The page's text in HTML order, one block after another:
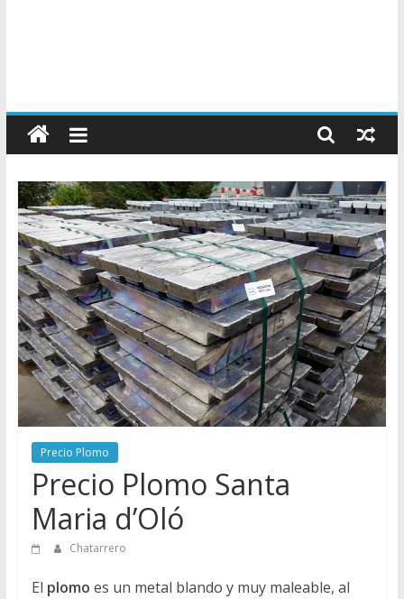
Chatarreros
–
Precio
de
Chatarra
Directorio
de
Chatarreros
para
vender
Chatarra
Precio Plomo
Precio Plomo Santa
Maria d’Oló
Chatarrero
El plomo es un metal blando y muy maleable, al